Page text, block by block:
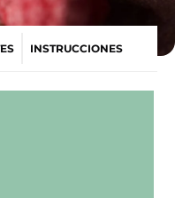
INSTRUCCIONES